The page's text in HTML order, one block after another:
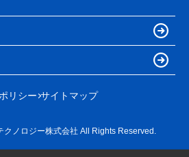
リシー サイトマップ
クノロジー株式会社 All Rights Reserved.